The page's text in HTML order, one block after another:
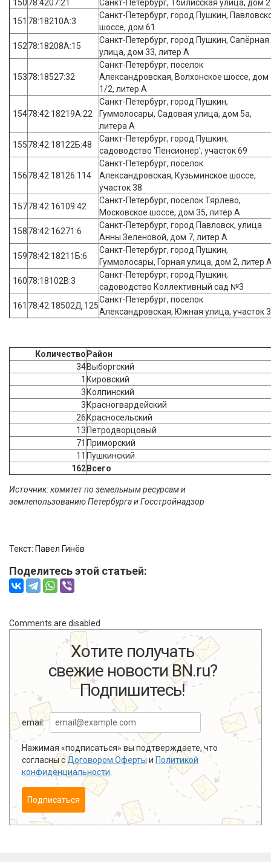
150 78:4207:21
Санкт-Петербург, Тбилисская улица, дом
151 78:18210А:3
Санкт-Петербург, город Пушкин,
шоссе, дом 61
15278:18208А:15
Санкт-Петербург, город Пушкин, Сапёрная
улица, дом 33, литер А
15378:18527:32
Санкт-Петербург, поселок
Александровская, Волхонское шоссе, дом
1/2, литер А
15478:42:18219А:22
Санкт-Петербург, город Пушкин,
Гуммолосары, Садовая улица, дом 5а,
литера А
15578:42:18122Б:48
Санкт-Петербург, город Пушкин,
садоводство 'Пенсионер', участок 69
15678:42:18126:114
Санкт-Петербург, поселок
Александровская, Кузьминское шоссе,
участок 38
15778:42:16109:42
Санкт-Петербург, поселок Тярлево,
Московское шоссе, дом 35, литер А
15878:42:16271:6
Санкт-Петербург, город Павловск, улица
Анны Зеленовой, дом 7, литер А
15978:42:18211Б:6
Санкт-Петербург, город Пушкин,
Гуммолосары, Горная улица, дом 2, литер
16078:18102В:3
Санкт-Петербург, город Пушкин,
садоводство Коллективный сад №3
161 78:42:18502Д:125
Санкт-Петербург, поселок
Александровская, Южная улица, участок
Количество Район
34Выборгский
1 Кировский
3 Колпинский
3 Красногвардейский
26 Красносельский
13 Петродворцовый
71 Приморский
11 Пушкинский
162 Всего
Источник: комитет по земельным ресурсам и
землепользованию Петербурга и Госстройнадзор
Текст: Павел Гинёв
Поделитесь этой статьей:
Comments are disabled
Хотите получать
свежие новости BN.ru?
Подпишитесь!
email:
Нажимая «подписаться» вы подтверждаете, что
согласны сДоговором Оферты и Политикой
конфиденциальности
Подписаться